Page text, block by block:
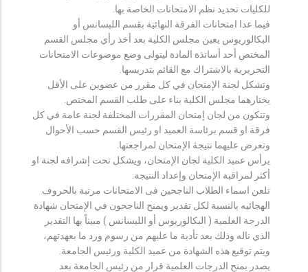
للكليات تحديد نظم الامتحانات الخاصة بها.
فيما عدا امتحانات الفرقة النهائية بقسم الليسانس أو
البكالوريوس يعين مجلس الكلية بعد أخذ رأي مجلس القسم
المختص أحد أساتذة المادة ليتولى وضع موضوعات الامتحانات
التحريرية بالاشتراك مع القائم بتدريسها.
وتشكل لجنة الإمتحان في كل مقرر من عضوين على الأقل
يختارهما مجلس الكلية بناء على طلب القسم المختص.
وتتكون من لجان إمتحان المقررات المختلفة لجنة عامة في كل
فرقة او قسم برئاسة العميد او رئيس القسم حسب الأحوال
وتعرض عليهما نتيجة الإمتحان لمراجعتها.
يرأس عميد الكلية لجان الإمتحان، ويشكل تحت إشرافه لجنة او
أكثر لمراقبة الإمتحان وإعداد النتيجة.
تلعن اسماء الطلاب الناجحين فى الامتحانات مرتبة بالحروف
الهجائيه بالنسبة لكل تقدير ويمنح الناجحون في الإمتحان شهادة
الدرجة العلمية ( البكالوريوس أو الليسانس ) مبيناً بها التقدير
الذي ناله وذلك بعد تأدية ما عليهم من رسوم ورد ما بعهدتهم،
ويتم توقيع هذه الشهادة من عميد الكلية ورئيس الجامعة.
يصدر بمنح الدرجات العلمية قرار من رئيس الجامعة بعد